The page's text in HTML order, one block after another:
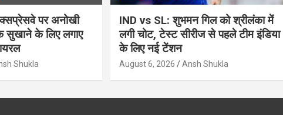
पर अनोखी
सुखाने के लिए लगाए
Shukla
IND vs SL: शुभमन गिल को श्रीलंका में
लगी चोट, टेस्ट सीरीज से पहले टीम इंडिया
के लिए नई टेंशन
August 6, 2026 Ansh Shukla